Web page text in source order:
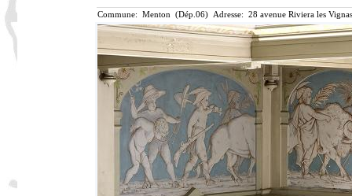
Commune: Menton (Dép.06) Adresse: 28 avenue Riviera les